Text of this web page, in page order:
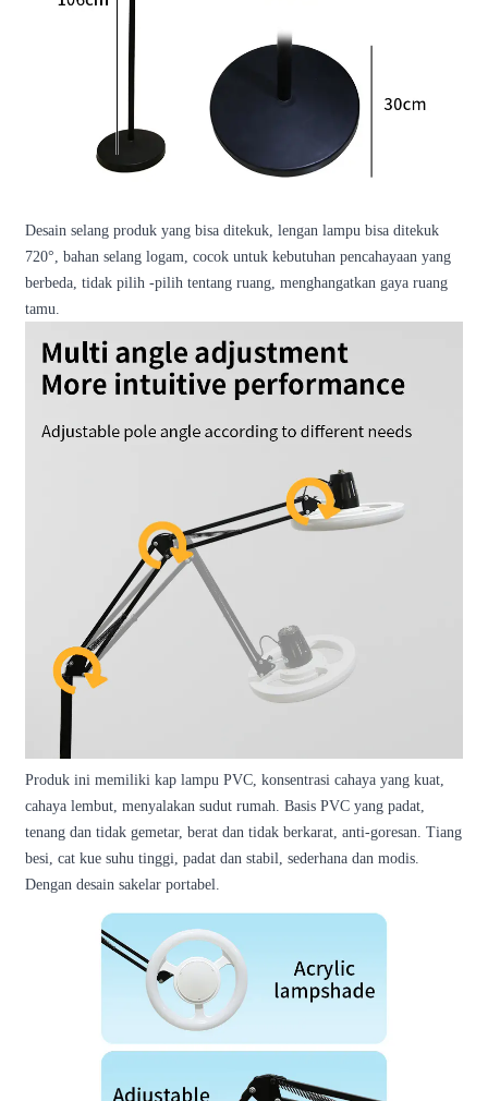
Desain selang produk yang bisa ditekuk, lengan lampu bisa ditekuk
720° , bahan selang logam, cocok untuk kebutuhan pencahayaan yang
berbeda, tidak pilih -pilih tentang ruang, menghangatkan gaya ruang
tamu.
Produk ini memiliki kap lampu PVC, konsentrasi cahaya yang kuat,
cahaya lembut, menyalakan sudut rumah. Basis PVC yang padat,
tenang dan tidak gemetar, berat dan tidak berkarat, anti-goresan. Tiang
besi, cat kue suhu tinggi, padat dan stabil, sederhana dan modis.
Dengan desain sakelar portabel.